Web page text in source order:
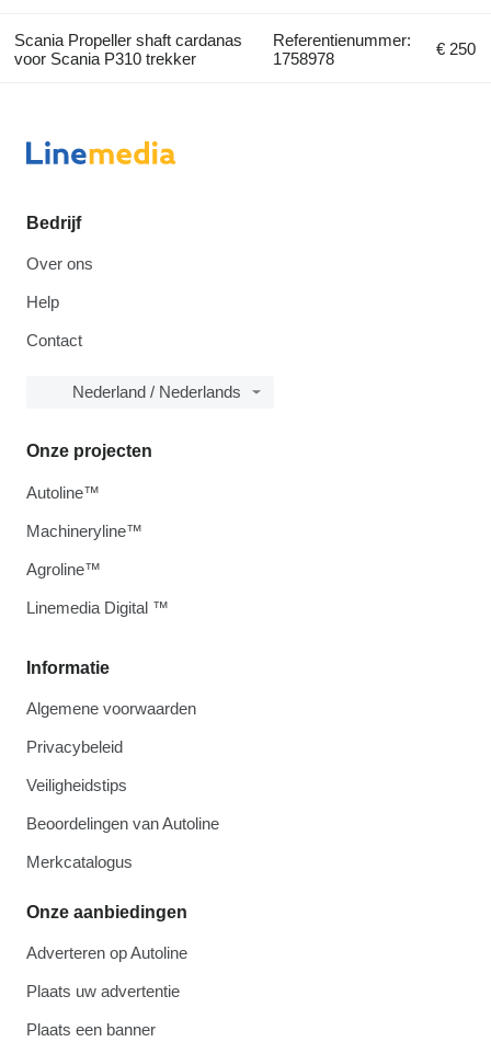
Scania Propeller shaft cardanas
voor Scania P310 trekker
Referentienummer:
1758978
€ 250
Bedrijf
Over ons
Help
Contact
Nederland / Nederlands
Informatie
Algemene voorwaarden
Privacybeleid
Veiligheidstips
Beoordelingen van Autoline
Merkcatalogus
Onze aanbiedingen
Adverteren op Autoline
Plaats uw advertentie
Plaats een banner
Onze projecten
Autoline™
Machineryline™
Agroline™
Linemedia Digital ™